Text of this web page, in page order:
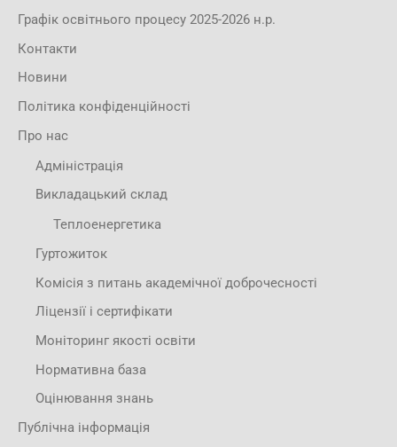
Графік освітнього процесу 2025-2026 н.р.
Контакти
Новини
Політика конфіденційності
Про нас
Адміністрація
Викладацький склад
Теплоенергетика
Гуртожиток
Комісія з питань академічної доброчесності
Ліцензії і сертифікати
Моніторинг якості освіти
Нормативна база
Оцінювання знань
Публічна інформація